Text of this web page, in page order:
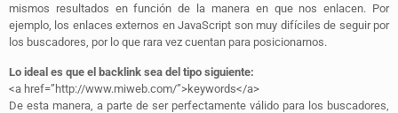
mismos resultados en función de la manera en que nos enlacen. Por
ejemplo, los enlaces externos en JavaScript son muy difíciles de seguir por
los buscadores, por lo que rara vez cuentan para posicionarnos.
Lo ideal es que el backlink sea del tipo siguiente:
<a href=”http://www.miweb.com/”>keywords</a>
De esta manera, a parte de ser perfectamente válido para los buscadores,